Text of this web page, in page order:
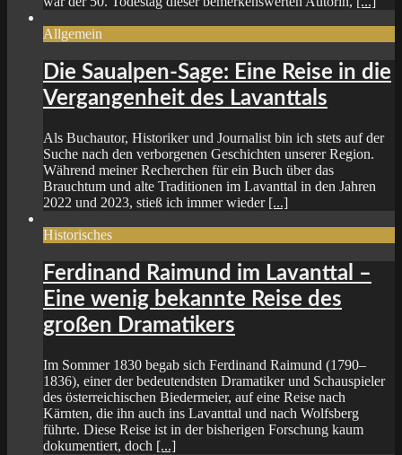
Allgemein
Die Saualpen-Sage: Eine Reise in die
Vergangenheit des Lavanttals
Als Buchautor, Historiker und Journalist bin ich stets auf der
Suche nach den verborgenen Geschichten unserer Region.
Während meiner Recherchen für ein Buch über das
Brauchtum und alte Traditionen im Lavanttal in den Jahren
2022 und 2023, stieß ich immer wieder [...]
Historisches
Ferdinand Raimund im Lavanttal –
Eine wenig bekannte Reise des
großen Dramatikers
Im Sommer 1830 begab sich Ferdinand Raimund (1790–
1836), einer der bedeutendsten Dramatiker und Schauspieler
des österreichischen Biedermeier, auf eine Reise nach
Kärnten, die ihn auch ins Lavanttal und nach Wolfsberg
führte. Diese Reise ist in der bisherigen Forschung kaum
dokumentiert, doch [...]